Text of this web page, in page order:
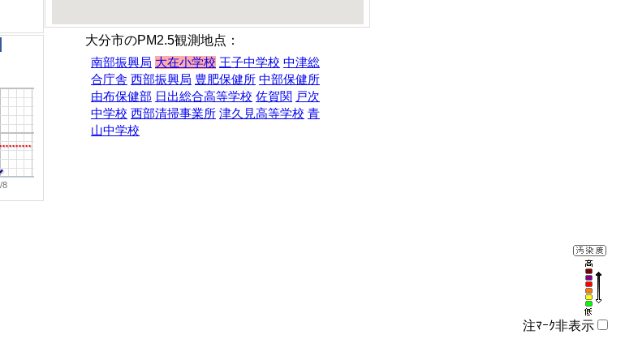
8
大分市のPM2.5観測地点：
南部振興局 大在小学校 王子中学校 中津総
合庁舎 西部振興局 豊肥保健所 中部保健所
由布保健部 日出総合高等学校 佐賀関 戸次
中学校 西部清掃事業所 津久見高等学校 青
山中学校
注ﾏｰｸ非表示